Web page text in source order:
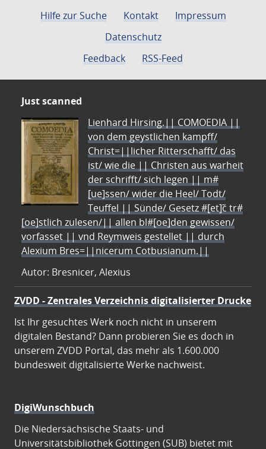
Hilfe zur Suche Kontakt
Impressum
Datenschutz
Feedback
RSS-Feed
Just scanned
Lienhard Hirsing.|| COMOEDIA ||
von dem geystlichen kampff/
Christ=||licher Ritterschafft/ das
ist/ wie die || Christen aus warheit
der schrifft/ sich legen || m#
[ue]ssen/ wider die Heel/ Todt/
Teuffel || Sünde/ Gesetz #[et]c̃ tr#
[oe]stlich zulesen/|| allen bl#[oe]den gewissen/
vorfasset || vnd Reymweis gestellet || durch
Alexium Bres=||nicerum Cotbusianum.||
Autor: Bresnicer, Alexius
ZVDD - Zentrales Verzeichnis digitalisierter Drucke
Ist Ihr gesuchtes Werk noch nicht in unserem
digitalen Bestand? Dann probieren Sie es doch in
unserem ZVDD Portal, das mehr als 1.600.000
bundesweit digitalisierte Werke nachweist.
DigiWunschbuch
Die Niedersächsische Staats- und
Universitätsbibliothek Göttingen (SUB) bietet mit